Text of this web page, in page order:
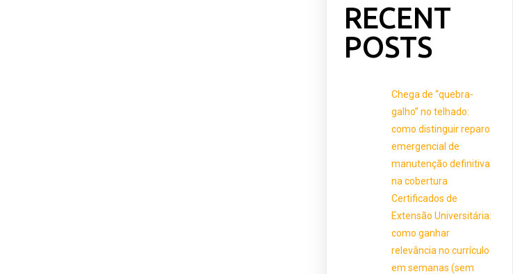
RECENT
POSTS
Chega de “quebra-
galho” no telhado:
como distinguir reparo
emergencial de
manutenção definitiva
na cobertura
Certificados de
Extensão Universitária:
como ganhar
relevância no currículo
em semanas (sem